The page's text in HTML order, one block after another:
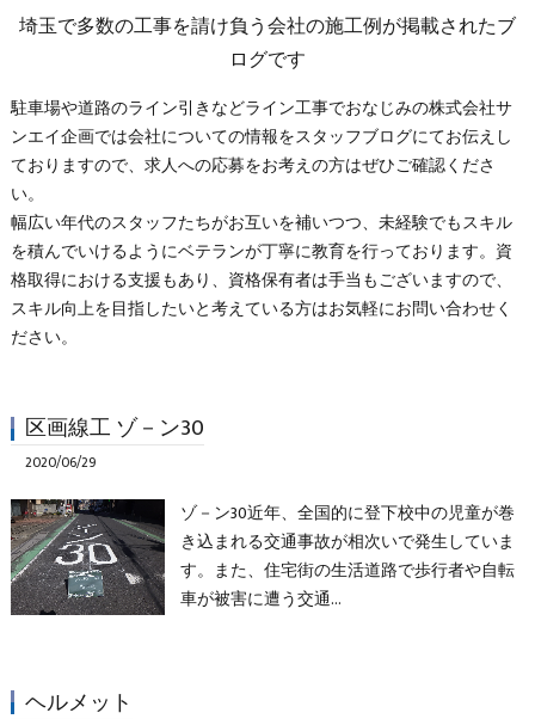
埼玉で多数の工事を請け負う会社の施工例が掲載されたブ
ログです
駐車場や道路のライン引きなどライン工事でおなじみの株式会社サ
ンエイ企画では会社についての情報をスタッフブログにてお伝えし
ておりますので、求人への応募をお考えの方はぜひご確認くださ
い。
幅広い年代のスタッフたちがお互いを補いつつ、未経験でもスキル
を積んでいけるようにベテランが丁寧に教育を行っております。資
格取得における支援もあり、資格保有者は手当もございますので、
スキル向上を目指したいと考えている方はお気軽にお問い合わせく
ださい。
区画線工 ゾ－ン30
2020/06/29
ゾ－ン30近年、全国的に登下校中の児童が巻
き込まれる交通事故が相次いで発生していま
す。また、住宅街の生活道路で歩行者や自転
車が被害に遭う交通…
ヘルメット